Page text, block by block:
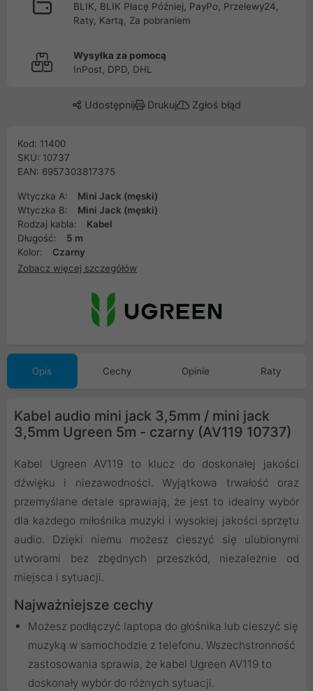
BLIK, BLIK Płacę Później, PayPo, Przelewy24,
Raty, Kartą, Za pobraniem
Wysyłka za pomocą
InPost, DPD, DHL
Udostępnij Drukuj Zgłoś błąd
Kod: 11400
SKU: 10737
EAN: 6957303817375
Wtyczka A:
Mini Jack (męski)
Wtyczka B:
Mini Jack (męski)
Rodzaj kabla:
Kabel
Długość:
5 m
Kolor:
Czarny
Zobacz więcej szczegółów
Opis Cechy Opinie Raty
Kabel audio mini jack 3,5mm / mini jack
3,5mm Ugreen 5m - czarny (AV119 10737)
Kabel Ugreen AV119 to klucz do doskonałej jakości
dźwięku i niezawodności. Wyjątkowa trwałość oraz
przemyślane detale sprawiają, że jest to idealny wybór
dla każdego miłośnika muzyki i wysokiej jakości sprzętu
audio. Dzięki niemu możesz cieszyć się ulubionymi
utworami bez zbędnych przeszkód, niezależnie od
miejsca i sytuacji.
Najważniejsze cechy
Możesz podłączyć laptopa do głośnika lub cieszyć się
muzyką w samochodzie z telefonu. Wszechstronność
zastosowania sprawia, że kabel Ugreen AV119 to
doskonały wybór do różnych sytuacji.